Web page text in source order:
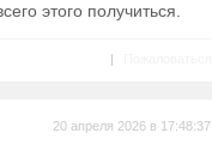
этого получиться.
|
20 апреля 2026 в 17:48:37